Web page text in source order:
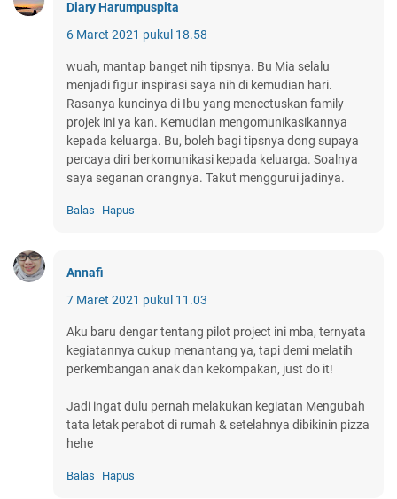
Diary Harumpuspita
6 Maret 2021 pukul 18.58
wuah, mantap banget nih tipsnya. Bu Mia selalu
menjadi figur inspirasi saya nih di kemudian hari.
Rasanya kuncinya di Ibu yang mencetuskan family
projek ini ya kan. Kemudian mengomunikasikannya
kepada keluarga. Bu, boleh bagi tipsnya dong supaya
percaya diri berkomunikasi kepada keluarga. Soalnya
saya seganan orangnya. Takut menggurui jadinya.
Balas Hapus
Annafi
7 Maret 2021 pukul 11.03
Aku baru dengar tentang pilot project ini mba, ternyata
kegiatannya cukup menantang ya, tapi demi melatih
perkembangan anak dan kekompakan, just do it!
Jadi ingat dulu pernah melakukan kegiatan Mengubah
tata letak perabot di rumah & setelahnya dibikinin pizza
hehe
Balas Hapus